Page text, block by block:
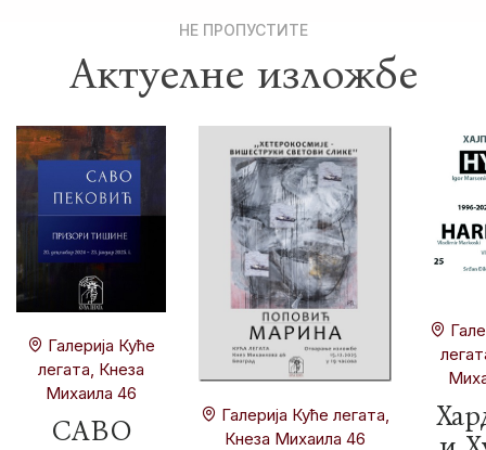
НЕ ПРОПУСТИТЕ
Актуелне изложбе
Галерија Куће
легата, Кнеза
Михаила 46
САВО
Галерија Куће легата,
Кнеза Михаила 46